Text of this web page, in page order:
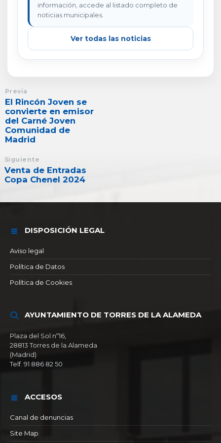
información, accede al listado completo de
noticias municipales.
Ver todas las noticias
Previa
El Rincón Joven se
convierte en emisor
del Carné Joven
Comunidad de
Madrid
Siguiente
Venta de Entradas
Copa Chenel 2024
DISPOSICIÓN LEGAL
Aviso legal
Política de Datos
Política de Cookies
AYUNTAMIENTO DE TORRES DE LA ALAMEDA
Plaza del Sol nº16,
28813 Torres de la Alameda
(Madrid)
Telf. 91 886 82 50
ACCESOS
Canal de denuncias
Site Map